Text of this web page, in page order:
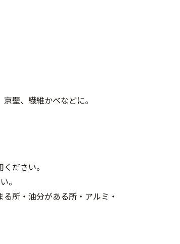
壁、繊維かべなどに。
ださい。
。
所・油分がある所・アルミ・